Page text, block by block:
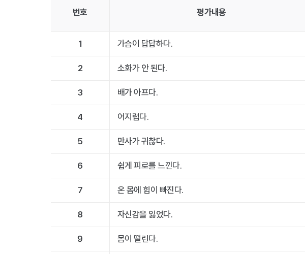
번호
평가내용
1 가슴이 답답하다.
2 소화가 안 된다.
3 배가 아프다.
4 어지럽다.
5 만사가 귀찮다.
6 쉽게 피로를 느낀다.
7 온 몸에 힘이 빠진다.
8 자신감을 잃었다.
9 몸이 떨린다.